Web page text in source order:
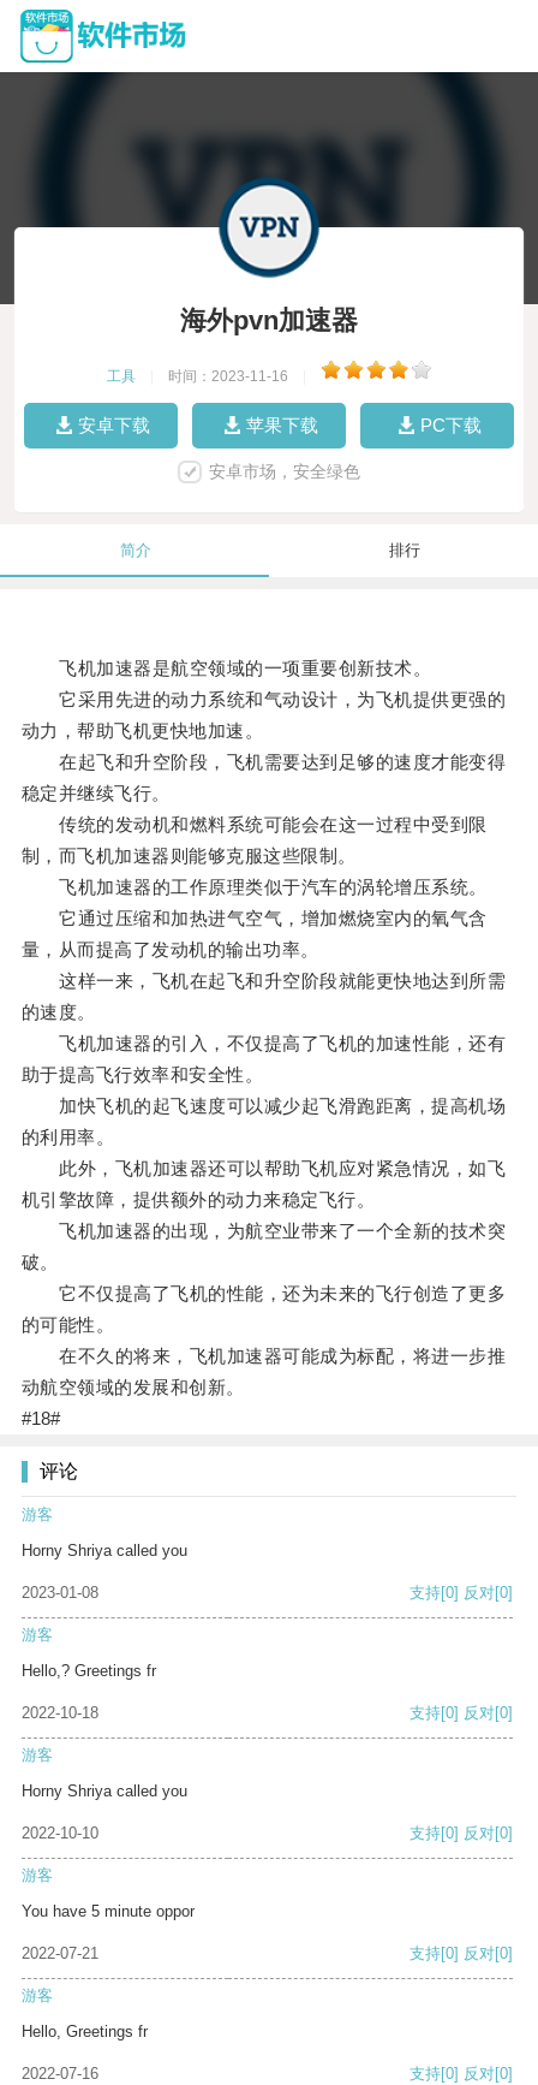
海外pvn加速器
工具 时间：2023-11-16
安卓下载 苹果下载 PC下载
安卓市场，安全绿色
简介 排行
飞机加速器是航空领域的一项重要创新技术。
它采用先进的动力系统和气动设计，为飞机提供更强的
动力，帮助飞机更快地加速。
在起飞和升空阶段，飞机需要达到足够的速度才能变得
稳定并继续飞行。
传统的发动机和燃料系统可能会在这一过程中受到限
制，而飞机加速器则能够克服这些限制。
飞机加速器的工作原理类似于汽车的涡轮增压系统。
它通过压缩和加热进气空气，增加燃烧室内的氧气含
量，从而提高了发动机的输出功率。
这样一来，飞机在起飞和升空阶段就能更快地达到所需
的速度。
飞机加速器的引入，不仅提高了飞机的加速性能，还有
助于提高飞行效率和安全性。
加快飞机的起飞速度可以减少起飞滑跑距离，提高机场
的利用率。
此外，飞机加速器还可以帮助飞机应对紧急情况，如飞
机引擎故障，提供额外的动力来稳定飞行。
飞机加速器的出现，为航空业带来了一个全新的技术突
破。
它不仅提高了飞机的性能，还为未来的飞行创造了更多
的可能性。
在不久的将来，飞机加速器可能成为标配，将进一步推
动航空领域的发展和创新。
#18#
评论
游客
Horny Shriya called you
2023-01-08 支持[0] 反对[0]
游客
Hello,? Greetings fr
2022-10-18 支持[0] 反对[0]
游客
Horny Shriya called you
2022-10-10 支持[0] 反对[0]
游客
You have 5 minute oppor
2022-07-21 支持[0] 反对[0]
游客
Hello, Greetings fr
2022-07-16 支持[0] 反对[0]